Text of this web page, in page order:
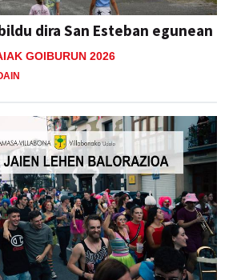
dira San Esteban egunean
GOIBURUN 2026